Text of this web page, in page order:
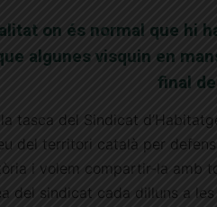
on és normal que hi
algunes visquin en
final
tasca del Sindicat
del territori català per
i volem compartir-la amb
del sindicat cada dilluns a